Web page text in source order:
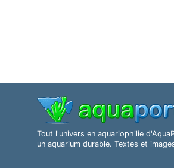
Tout l'univers en aquariophilie
un aquarium durable. Textes et